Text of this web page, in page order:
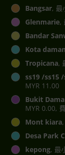
Bangsar, 最
Glenmarie,
Bandar
Kota
Tropicana,
ss19 /ss15
MYR 11.00
Bukit
MYR 0.00,
Mont kiara
Desa Park
kepong, 最